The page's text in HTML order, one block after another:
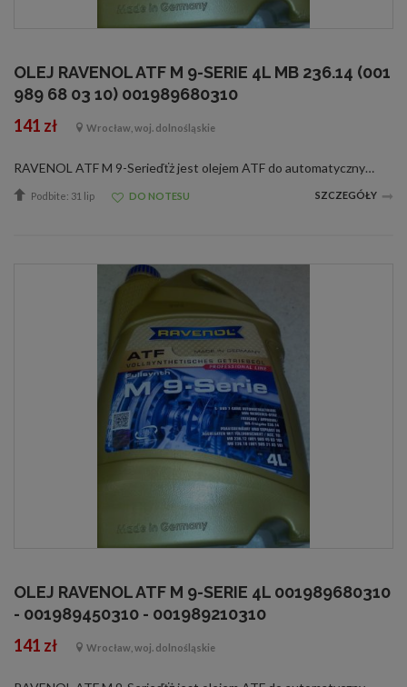
OLEJ RAVENOL ATF M 9-SERIE 4L MB 236.14 (001
989 68 03 10) 001989680310
141 zł Wrocław, woj. dolnośląskie
RAVENOL ATF M 9-Serieďťż jest olejem ATF do automatycznych skrzyni biegów wyprodukowanym na bazie olejów hydrokrakowanych oraz PAO ze specjalnymi dodatkami oraz inhibitorami zapewniającymi idealne działanie automatycznych skrzyni biegów.RAVENOL ATF M 9...
Podbite: 31 lip DO NOTESU SZCZEGÓŁY
OLEJ RAVENOL ATF M 9-SERIE 4L 001989680310
- 001989450310 - 001989210310
141 zł Wrocław, woj. dolnośląskie